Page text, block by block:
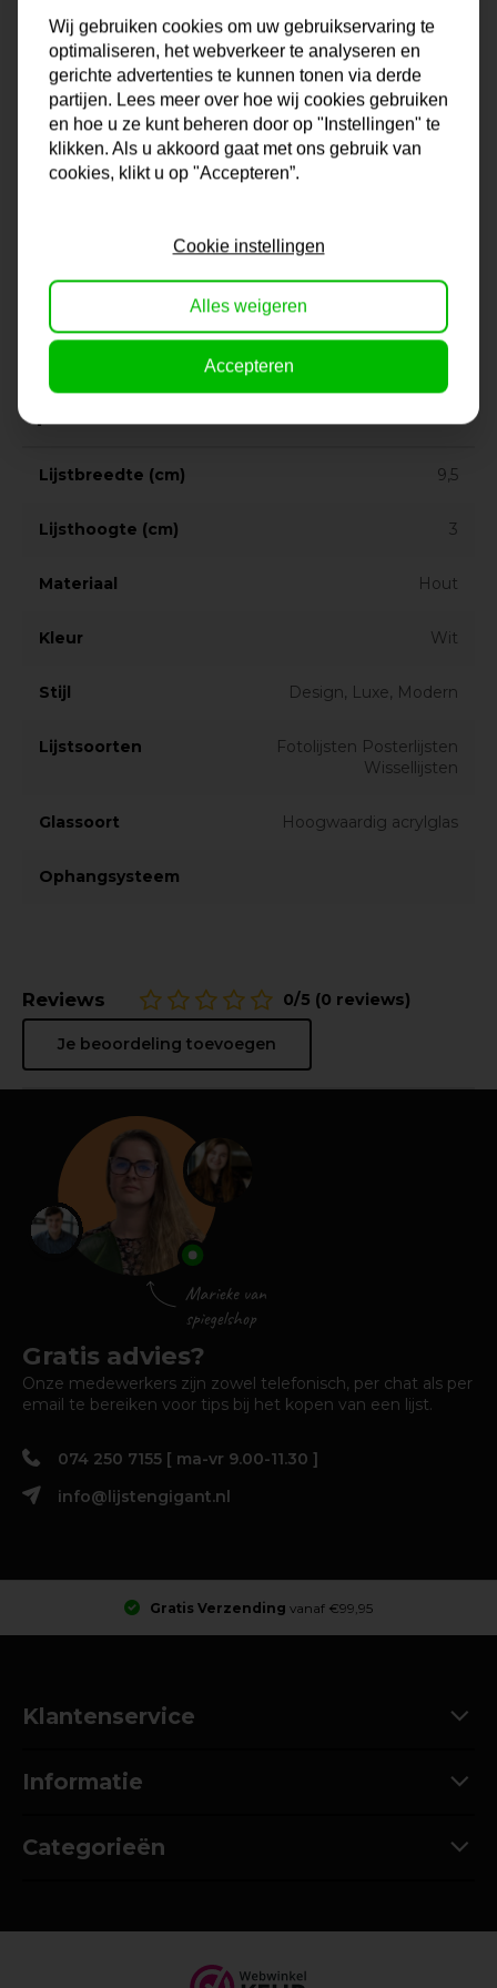
keus in formaten is enorm en mocht jouw formaat er niet
bij zitten, dan kun je altijd contact met ons opnemen voor
een lijst op maat. Zo ben je altijd verzekerd van de juiste
lijst voor jouw foto, poster, diploma of wat je ook maar wilt
inlijsten.
je verzekerd van kwaliteit en vakmanschap. En dat voor
Na je bestelling gaat onze lijstenmaker voor je aan de
slag. Gratis verzending vanaf €99,95!
Specificaties
Lijstbreedte (cm) 9,5
Lijsthoogte (cm) 3
Materiaal Hout
Kleur Wit
Stijl Design, Luxe, Modern
Lijstsoorten
Fotolijsten Posterlijsten
Wissellijsten
Glassoort Hoogwaardig acrylglas
Ophangsysteem
Reviews 0/5 (0 reviews)
Je beoordeling toevoegen
Gratis advies?
Onze medewerkers zijn zowel telefonisch, per chat als per
email te bereiken voor tips bij het kopen van een lijst.
074 250 7155 [ ma-vr 9.00-11.30 ]
info@lijstengigant.nl
Gratis Verzending vanaf €99,95
Klantenservice
Informatie
Categorieën
Wij gebruiken cookies om uw gebruikservaring te
optimaliseren, het webverkeer te analyseren en
gerichte advertenties te kunnen tonen via derde
partijen. Lees meer over hoe wij cookies gebruiken
en hoe u ze kunt beheren door op "Instellingen" te
klikken. Als u akkoord gaat met ons gebruik van
cookies, klikt u op "Accepteren”.
Cookie instellingen
Alles weigeren
Accepteren